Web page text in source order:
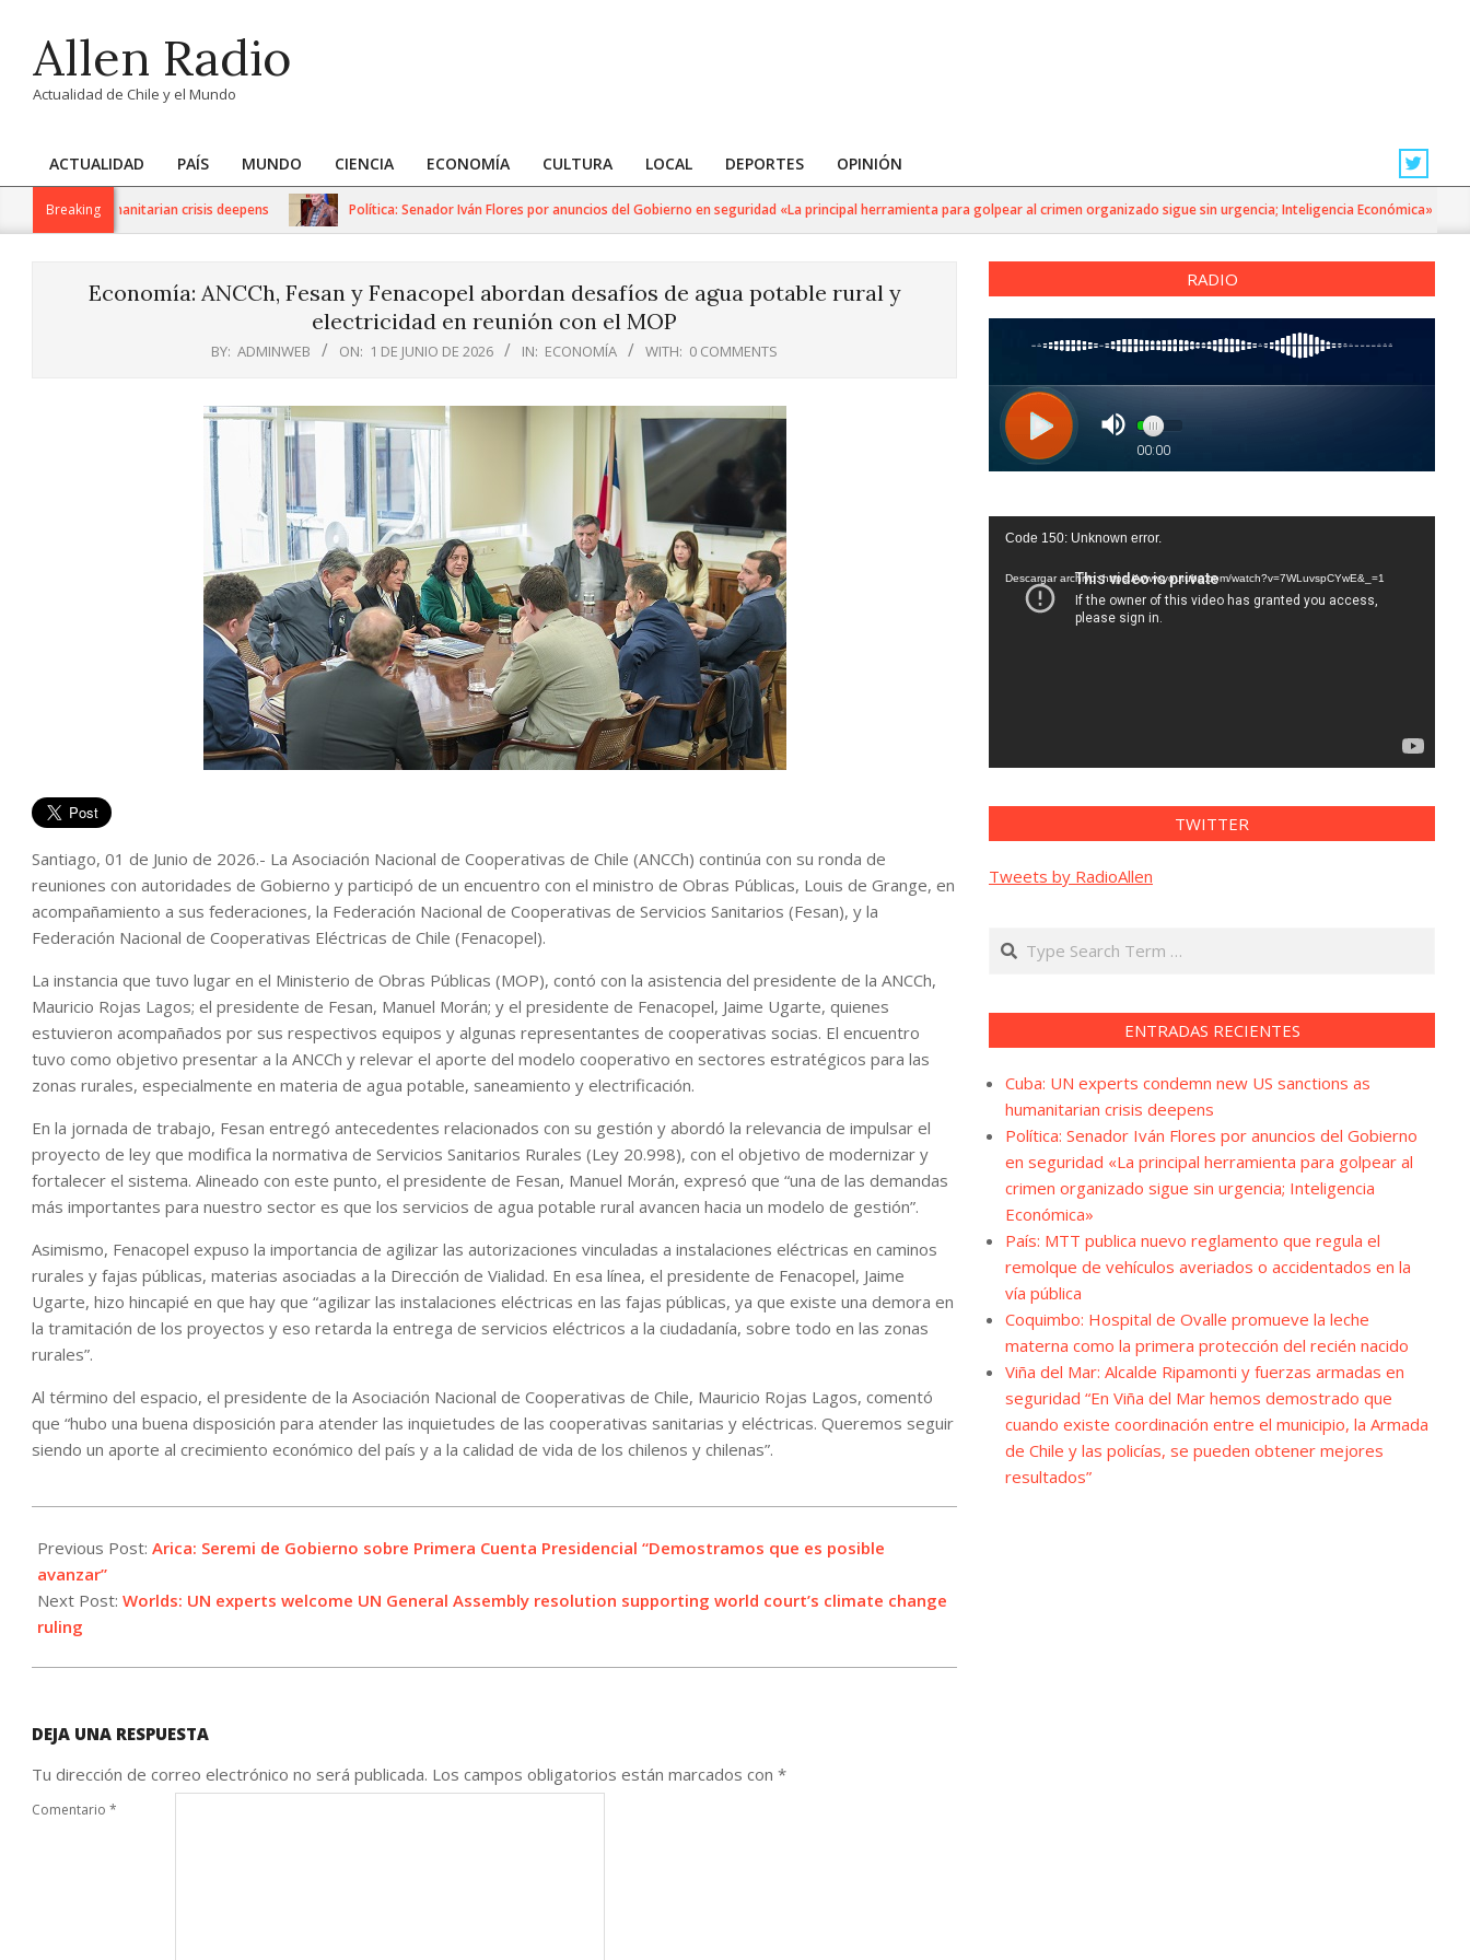
contentAllen Radio
Actualidad de Chile y el Mundo
Primary
Navigation
ACTUALIDAD PAÍS MUNDO CIENCIA ECONOMÍA CULTURA LOCAL DEPORTES OPINIÓN
Breaking
as humanitarian crisis deepens Política: Senador Iván Flores por anuncios del Gobierno en seguridad «La principal herramienta para golpear al crimen organizado sigue sin urgencia; Inteligencia Económica»
Economía: ANCCh, Fesan y Fenacopel abordan desafíos de agua potable rural y
electricidad en reunión con el MOP
BY: ADMINWEB ON: 1 DE JUNIO DE 2026 IN: ECONOMÍA WITH: 0 COMMENTS
Santiago, 01 de Junio de 2026.- La Asociación Nacional de Cooperativas de Chile (ANCCh) continúa con su ronda de
reuniones con autoridades de Gobierno y participó de un encuentro con el ministro de Obras Públicas, Louis de Grange, en
acompañamiento a sus federaciones, la Federación Nacional de Cooperativas de Servicios Sanitarios (Fesan), y la
Federación Nacional de Cooperativas Eléctricas de Chile (Fenacopel).
La instancia que tuvo lugar en el Ministerio de Obras Públicas (MOP), contó con la asistencia del presidente de la ANCCh,
Mauricio Rojas Lagos; el presidente de Fesan, Manuel Morán; y el presidente de Fenacopel, Jaime Ugarte, quienes
estuvieron acompañados por sus respectivos equipos y algunas representantes de cooperativas socias. El encuentro
tuvo como objetivo presentar a la ANCCh y relevar el aporte del modelo cooperativo en sectores estratégicos para las
zonas rurales, especialmente en materia de agua potable, saneamiento y electrificación.
En la jornada de trabajo, Fesan entregó antecedentes relacionados con su gestión y abordó la relevancia de impulsar el
proyecto de ley que modifica la normativa de Servicios Sanitarios Rurales (Ley 20.998), con el objetivo de modernizar y
fortalecer el sistema. Alineado con este punto, el presidente de Fesan, Manuel Morán, expresó que “una de las demandas
más importantes para nuestro sector es que los servicios de agua potable rural avancen hacia un modelo de gestión”.
Asimismo, Fenacopel expuso la importancia de agilizar las autorizaciones vinculadas a instalaciones eléctricas en caminos
rurales y fajas públicas, materias asociadas a la Dirección de Vialidad. En esa línea, el presidente de Fenacopel, Jaime
Ugarte, hizo hincapié en que hay que “agilizar las instalaciones eléctricas en las fajas públicas, ya que existe una demora en
la tramitación de los proyectos y eso retarda la entrega de servicios eléctricos a la ciudadanía, sobre todo en las zonas
rurales”.
Al término del espacio, el presidente de la Asociación Nacional de Cooperativas de Chile, Mauricio Rojas Lagos, comentó
que “hubo una buena disposición para atender las inquietudes de las cooperativas sanitarias y eléctricas. Queremos seguir
siendo un aporte al crecimiento económico del país y a la calidad de vida de los chilenos y chilenas”.
06-
01
Previous Post: Arica: Seremi de Gobierno sobre Primera Cuenta Presidencial “Demostramos que es posible
avanzar”
Next Post: Worlds: UN experts welcome UN General Assembly resolution supporting world court’s climate change
ruling
DEJA UNA RESPUESTA
Tu dirección de correo electrónico no será publicada. Los campos obligatorios están marcados con *
Comentario *
RADIO
Reproductor
vídeo
Code 150: Unknown error.
Descargar archivo: https://www.youtube.com/watch?v=7WLuvspCYwE&_=1
TWITTER
Tweets by RadioAllen
Search
ENTRADAS RECIENTES
Cuba: UN experts condemn new US sanctions as
humanitarian crisis deepens
Política: Senador Iván Flores por anuncios del Gobierno
en seguridad «La principal herramienta para golpear al
crimen organizado sigue sin urgencia; Inteligencia
Económica»
País: MTT publica nuevo reglamento que regula el
remolque de vehículos averiados o accidentados en la
vía pública
Coquimbo: Hospital de Ovalle promueve la leche
materna como la primera protección del recién nacido
Viña del Mar: Alcalde Ripamonti y fuerzas armadas en
seguridad “En Viña del Mar hemos demostrado que
cuando existe coordinación entre el municipio, la Armada
de Chile y las policías, se pueden obtener mejores
resultados”